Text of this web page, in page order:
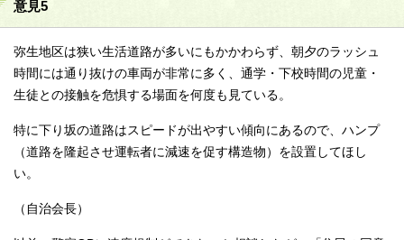
意見5
弥生地区は狭い生活道路が多いにもかかわらず、朝夕のラッシュ
時間には通り抜けの車両が非常に多く、通学・下校時間の児童・
生徒との接触を危惧する場面を何度も見ている。
特に下り坂の道路はスピードが出やすい傾向にあるので、ハンプ
（道路を隆起させ運転者に減速を促す構造物）を設置してほし
い。
（自治会長）